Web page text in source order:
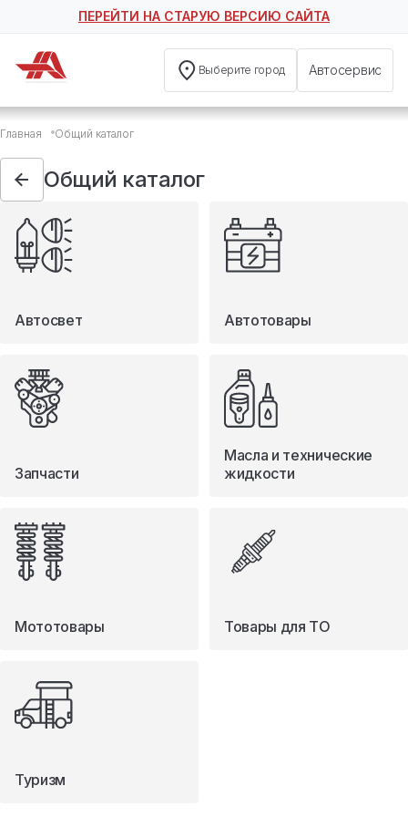
ПЕРЕЙТИ НА СТАРУЮ ВЕРСИЮ САЙТА
Выберите город Автосервис
Общий каталог
Автосвет
Автотовары
Запчасти
Масла и технические жидкости
Мототовары
Туризм
Главная Общий каталог
Общий каталог
Автосвет Автотовары
Запчасти
Масла и технические
жидкости
Мототовары Товары для ТО
Туризм